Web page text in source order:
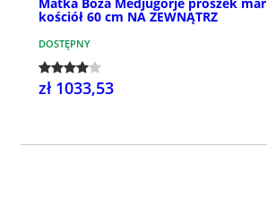
kościół 60 cm NA ZEWNĄTRZ
DOSTĘPNY
zł 1033,53